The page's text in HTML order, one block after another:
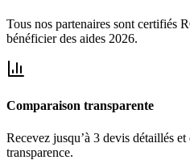
Tous nos partenaires sont certifiés
bénéficier des aides 2026.
Comparaison transparente
Recevez jusqu’à 3 devis détaillés
transparence.